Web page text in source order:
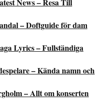
– Doftguide för dam
Lyrics – Fullständiga
– Kända namn och
– Allt om konserten